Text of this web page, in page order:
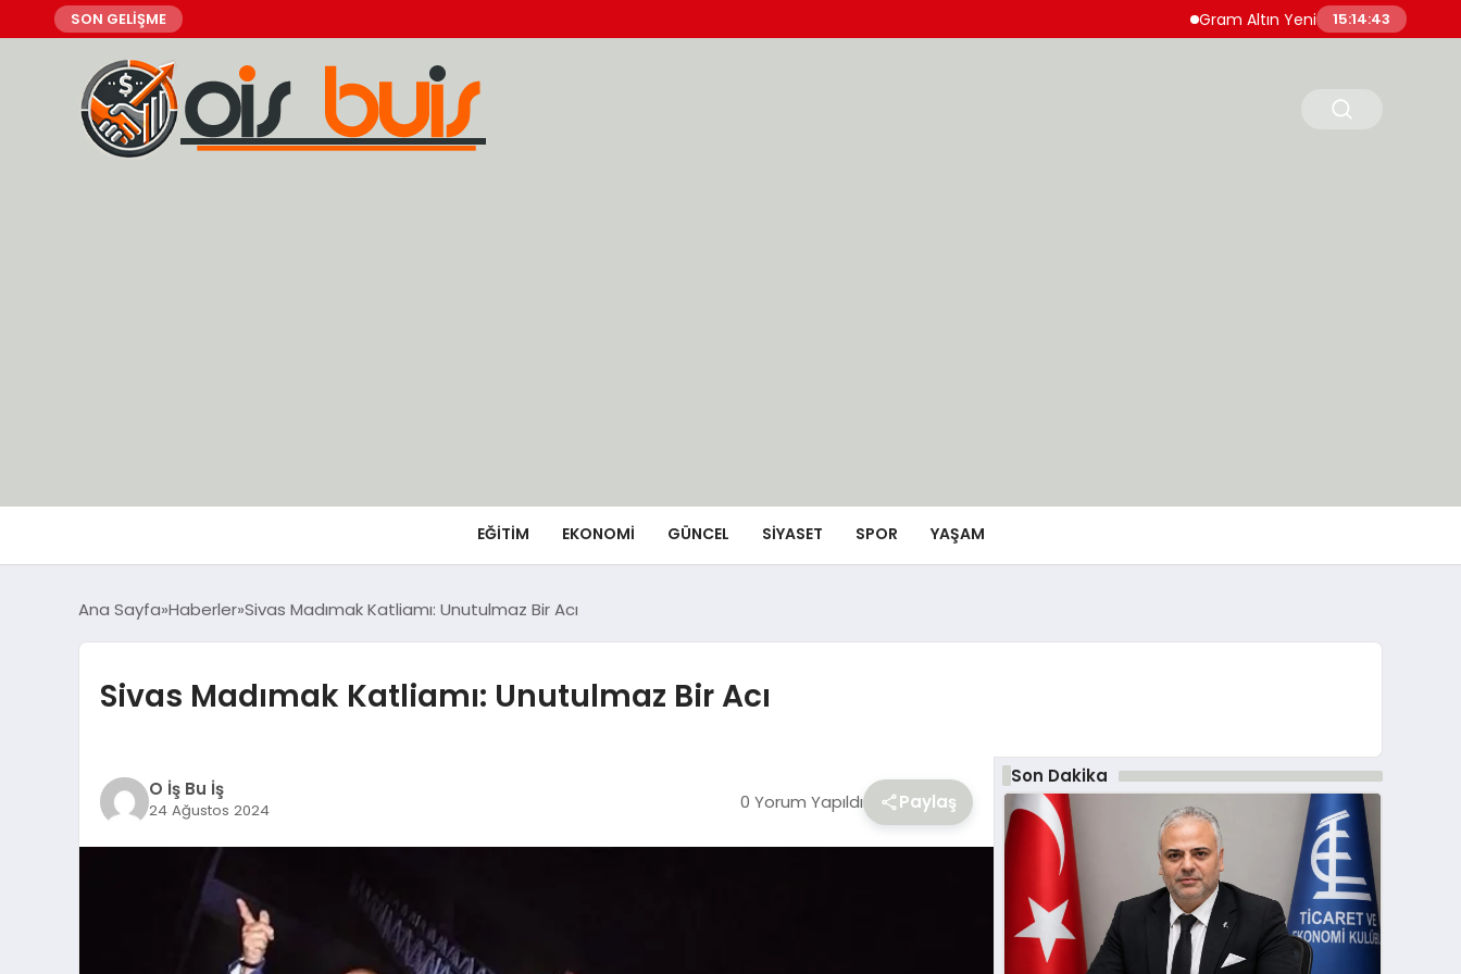
SON GELİŞME Gram Altın Yeni Haftaya Yükselişle
15:14:44
EĞİTİM EKONOMİ GÜNCEL SIYASET SPOR YAŞAM
Ana Sayfa Haberler Sivas Madımak Katliamı: Unutulmaz Bir Acı
Sivas Madımak Katliamı: Unutulmaz Bir Acı
O İş Bu İş
24 Ağustos 2024 0 Yorum Yapıldı Paylaş
Son Dakika